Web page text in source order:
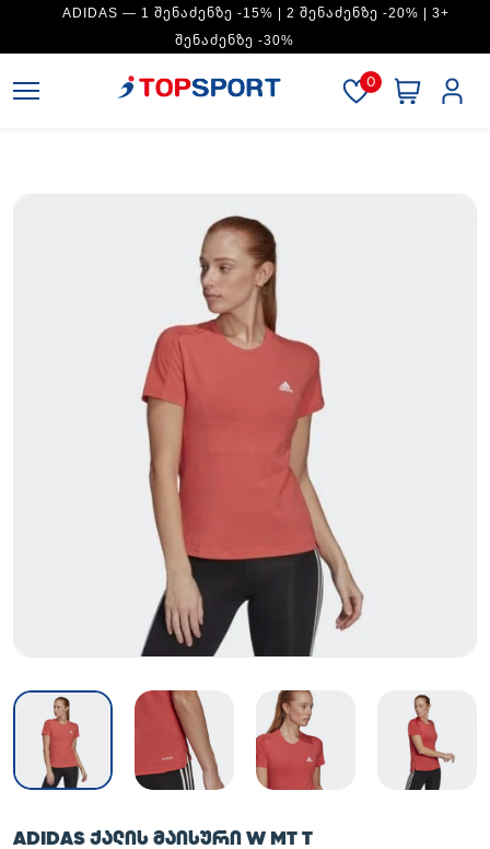
ADIDAS — 1 ᲨᲔᲜᲐᲫᲔᲜᲖᲔ -15% | 2 ᲨᲔᲜᲐᲫᲔᲜᲖᲔ -20% | 3+
ᲨᲔᲜᲐᲫᲔᲜᲖᲔ -30%
0
ADIDAS ᲥᲐᲚᲘᲡ ᲛᲐᲘᲡᲣᲠᲘ W MT T